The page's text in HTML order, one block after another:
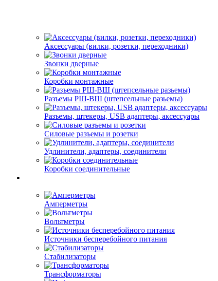
Аксессуары (вилки, розетки, переходники)
Звонки дверные
Коробки монтажные
Разъемы РШ-ВШ (штепсельные разьемы)
Разъемы, штекеры, USB адаптеры, аксессуары
Силовые разъемы и розетки
Удлинители, адаптеры, соединители
Коробки соединительные
Амперметры
Вольтметры
Источники бесперебойного питания
Стабилизаторы
Трансформаторы